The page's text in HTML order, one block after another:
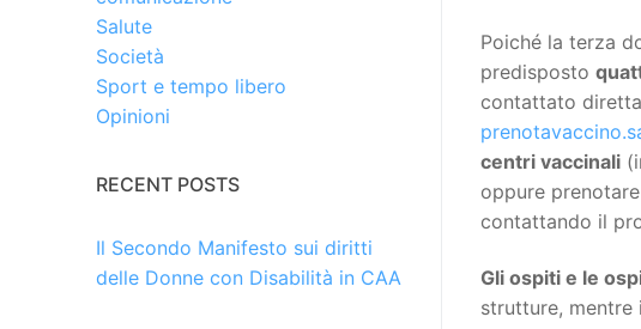
Poiché la terza
predisposto
contattato
centri vaccinali
oppure
contattando il
Gli ospiti e le
strutture,
Salute
Società
Sport e tempo libero
Opinioni
RECENT POSTS
Il Secondo Manifesto sui diritti
delle Donne con Disabilità in CAA